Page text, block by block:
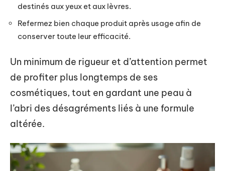
destinés aux yeux et aux lèvres.
Refermez bien chaque produit après usage afin de
conserver toute leur efficacité.
Un minimum de rigueur et d’attention permet
de profiter plus longtemps de ses
cosmétiques, tout en gardant une peau à
l’abri des désagréments liés à une formule
altérée.